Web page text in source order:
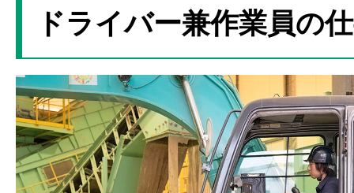
3年目：340万円
5年目：480万円
7年目：540万円
10年目：680万円
ドライバー兼作業員の